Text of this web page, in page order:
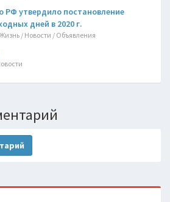
РФ утвердило постановление
дней в 2020 г.
/ Новости / Объявления